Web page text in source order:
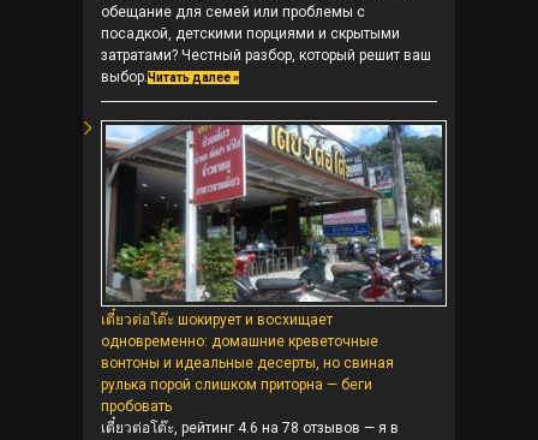
обещание для семей или проблемы с
посадкой, детскими порциями и скрытыми
затратами? Честный разбор, который решит ваш
выбор.Читать далее »
เตี๋ยวต่อโต๊ะ шокирует и восхищает
одновременно: домашние креветочные
вонтоны и идеальные десерты, но свиная
рулька порой слишком приторна — беги
пробовать
เตี๋ยวต่อโต๊ะ, рейтинг 4.6 на 78 отзывов — я в